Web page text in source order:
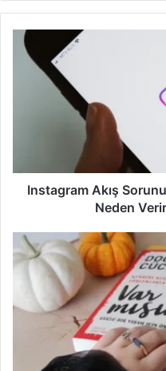
Instagram Akış
Neden